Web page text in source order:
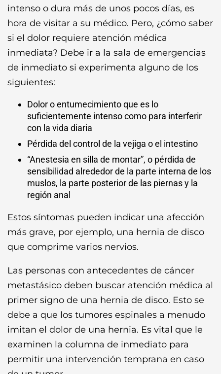
intenso o dura más de unos pocos días, es
hora de visitar a su médico. Pero, ¿cómo saber
si el dolor requiere atención médica
inmediata? Debe ir a la sala de emergencias
de inmediato si experimenta alguno de los
siguientes:
Dolor o entumecimiento que es lo
suficientemente intenso como para interferir
con la vida diaria
Pérdida del control de la vejiga o el intestino
“Anestesia en silla de montar”, o pérdida de
sensibilidad alrededor de la parte interna de los
muslos, la parte posterior de las piernas y la
región anal
Estos síntomas pueden indicar una afección
más grave, por ejemplo, una hernia de disco
que comprime varios nervios.
Las personas con antecedentes de cáncer
metastásico deben buscar atención médica al
primer signo de una hernia de disco. Esto se
debe a que los tumores espinales a menudo
imitan el dolor de una hernia. Es vital que le
examinen la columna de inmediato para
permitir una intervención temprana en caso